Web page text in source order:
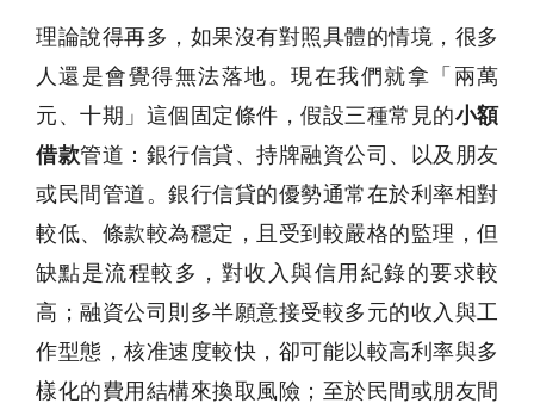
理論說得再多，如果沒有對照具體的情境，很多
人還是會覺得無法落地。現在我們就拿「兩萬
元、十期」這個固定條件，假設三種常見的小額
借款管道：銀行信貸、持牌融資公司、以及朋友
或民間管道。銀行信貸的優勢通常在於利率相對
較低、條款較為穩定，且受到較嚴格的監理，但
缺點是流程較多，對收入與信用紀錄的要求較
高；融資公司則多半願意接受較多元的收入與工
作型態，核准速度較快，卻可能以較高利率與多
樣化的費用結構來換取風險；至於民間或朋友間